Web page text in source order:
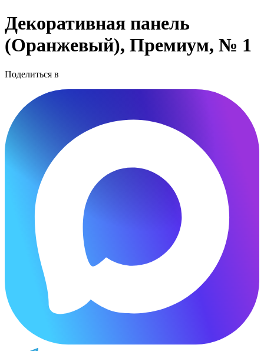
Декоративная панель
(Оранжевый), Премиум, № 1
Поделиться в